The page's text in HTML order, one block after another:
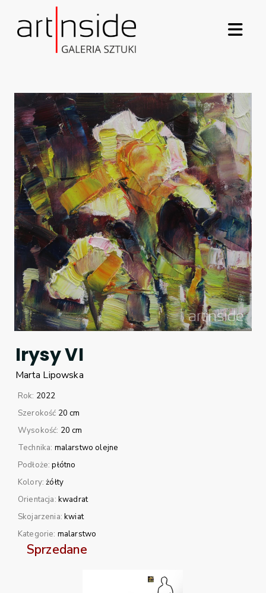
Irysy VI
Marta Lipowska
Rok: 2022
Szerokość 20 cm
Wysokość: 20 cm
Technika: malarstwo olejne
Podłoże:płótno
Kolory:żółty
Orientacja: kwadrat
Skojarzenia:kwiat
Kategorie: malarstwo
Sprzedane